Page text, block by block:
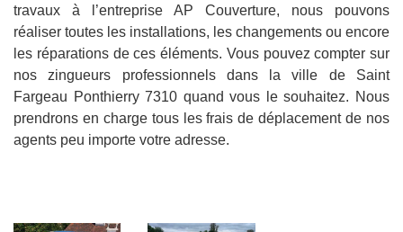
travaux à l’entreprise AP Couverture, nous pouvons
réaliser toutes les installations, les changements ou encore
les réparations de ces éléments. Vous pouvez compter sur
nos zingueurs professionnels dans la ville de Saint
Fargeau Ponthierry 7310 quand vous le souhaitez. Nous
prendrons en charge tous les frais de déplacement de nos
agents peu importe votre adresse.